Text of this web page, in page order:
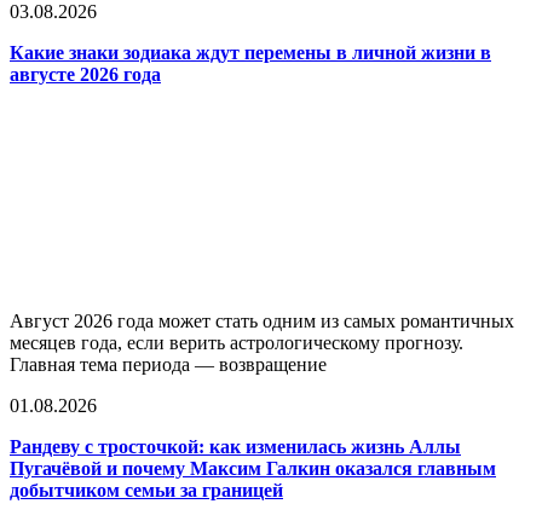
03.08.2026
Какие знаки зодиака ждут перемены в личной жизни в
августе 2026 года
Август 2026 года может стать одним из самых романтичных
месяцев года, если верить астрологическому прогнозу.
Главная тема периода — возвращение
01.08.2026
Рандеву с тросточкой: как изменилась жизнь Аллы
Пугачёвой и почему Максим Галкин оказался главным
добытчиком семьи за границей